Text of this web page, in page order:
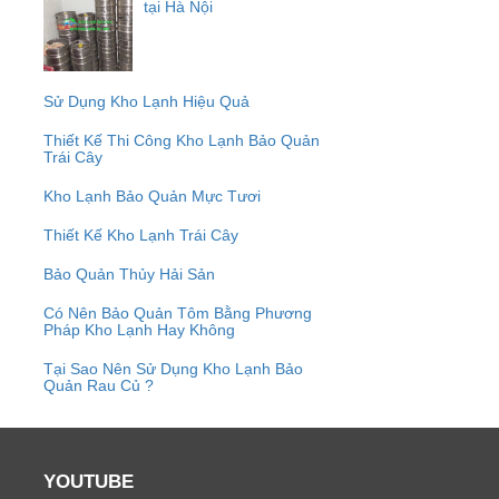
tại Hà Nội
Sử Dụng Kho Lạnh Hiệu Quả
Thiết Kế Thi Công Kho Lạnh Bảo Quản
Trái Cây
Kho Lạnh Bảo Quản Mực Tươi
Thiết Kế Kho Lạnh Trái Cây
Bảo Quản Thủy Hải Sản
Có Nên Bảo Quản Tôm Bằng Phương
Pháp Kho Lạnh Hay Không
Tại Sao Nên Sử Dụng Kho Lạnh Bảo
Quản Rau Củ ?
YOUTUBE